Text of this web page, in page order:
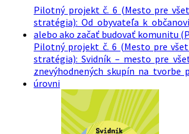
Pilotný projekt č. 6 (Mesto pre
stratégia): Od obyvateľa k
alebo ako začať budovať komunitu
Pilotný projekt č. 6 (Mesto pre
stratégia): Svidník – mesto pre
znevýhodnených skupín na
úrovni